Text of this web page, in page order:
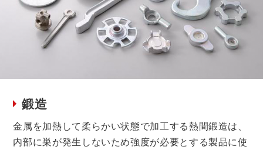
鍛造
金属を加熱して柔らかい状態で加工する熱間鍛造は、
内部に巣が発生しないため強度が必要とする製品に使